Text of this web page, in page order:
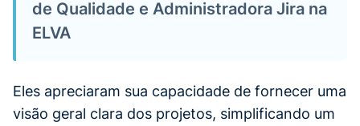
de Qualidade e Administradora Jira na
ELVA
Eles apreciaram sua capacidade de fornecer uma
visão geral clara dos projetos, simplificando um